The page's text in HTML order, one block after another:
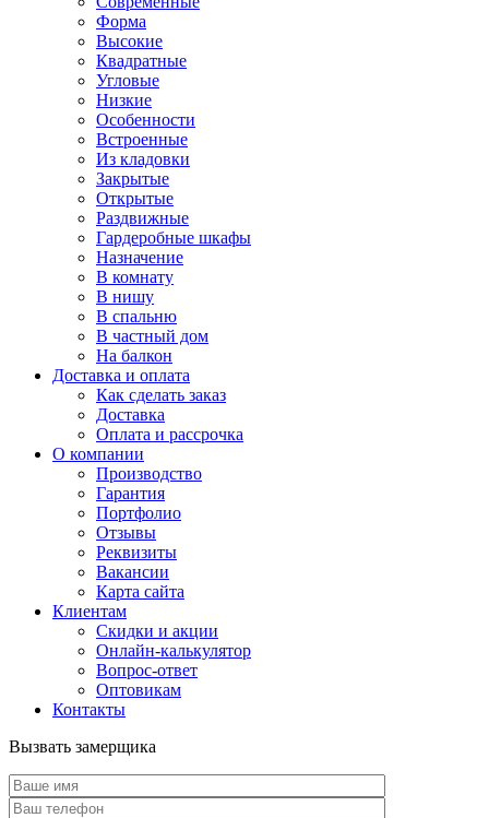
Форма
Высокие
Квадратные
Угловые
Низкие
Особенности
Встроенные
Из кладовки
Закрытые
Открытые
Раздвижные
Гардеробные шкафы
Назначение
В комнату
В нишу
В спальню
В частный дом
На балкон
Доставка и оплата
Как сделать заказ
Доставка
Оплата и рассрочка
О компании
Производство
Гарантия
Портфолио
Отзывы
Реквизиты
Вакансии
Карта сайта
Клиентам
Скидки и акции
Онлайн-калькулятор
Вопрос-ответ
Оптовикам
Контакты
Вызвать замерщика